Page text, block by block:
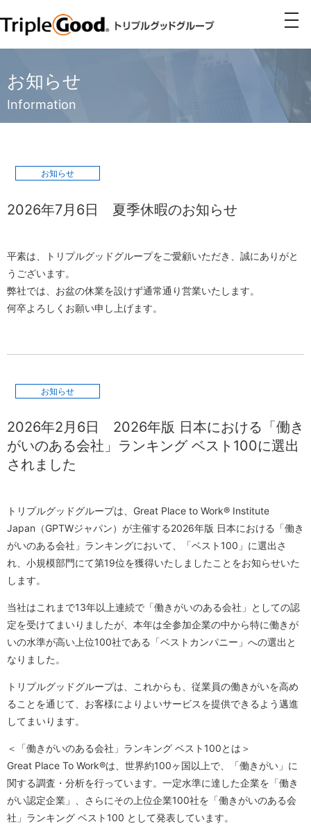
お知らせ
Information
お知らせ
2026年7月6日 夏季休暇のお知らせ
平素は、トリプルグッドグループをご愛顧いただき、誠にありがと
うございます。
弊社では、お盆の休業を設けず通常通り営業いたします。
何卒よろしくお願い申し上げます。
お知らせ
2026年2月6日 2026年版 日本における「働き
がいのある会社」ランキング ベスト100に選出
されました
トリプルグッドグループは、Great Place to Work® Institute
Japan（GPTWジャパン）が主催する2026年版 日本における「働き
がいのある会社」ランキングにおいて、「ベスト100」に選出さ
れ、小規模部門にて第19位を獲得いたしましたことをお知らせいた
します。
当社はこれまで13年以上連続で「働きがいのある会社」としての認
定を受けてまいりましたが、本年は全参加企業の中から特に働きが
いの水準が高い上位100社である「ベストカンパニー」への選出と
なりました。
トリプルグッドグループは、これからも、従業員の働きがいを高め
ることを通じて、お客様によりよいサービスを提供できるよう邁進
してまいります。
＜「働きがいのある会社」ランキング ベスト100とは＞
Great Place To Work®は、世界約100ヶ国以上で、「働きがい」に
関する調査・分析を行っています。一定水準に達した企業を「働き
がい認定企業」、さらにその上位企業100社を「働きがいのある会
社」ランキング ベスト100 として発表しています。